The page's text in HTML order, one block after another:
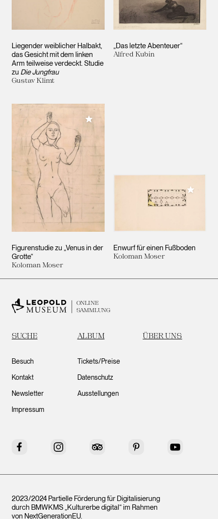
Liegender weiblicher Halbakt,
das Gesicht mit dem linken
Arm teilweise verdeckt. Studie
zu Die Jungfrau
Gustav Klimt
„Das letzte Abenteuer“
Alfred Kubin
Figurenstudie zu „Venus in der
Grotte“
Koloman Moser
Meiner Sammlung hinzufügen
Enwurf für einen Fußboden
Koloman Moser
Meiner
ONLINE
SAMMLUNG
SUCHE ALBUM ÜBER UNS
Besuch
Kontakt
Newsletter
Impressum
Tickets/Preise
Datenschutz
Ausstellungen
Facebook Instagram Tripadvisor Pinterest YouTube
2023/2024 Partielle Förderung für Digitalisierung
durch BMWKMS „Kulturerbe digital“ im Rahmen
von NextGenerationEU.